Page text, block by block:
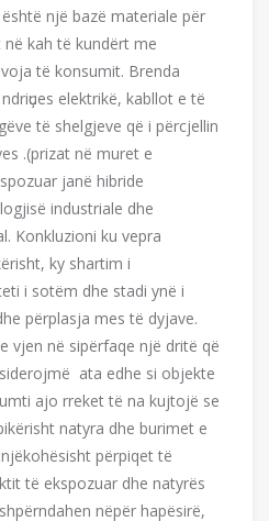
është një bazë materiale për
kah të kundërt me
të konsumit. Brenda
elektrikë, kabllot e të
të shelgjeve që i përcjellin
.(prizat në muret e
janë hibride
industriale dhe
Konkluzioni ku vepra
ky shartim i
i sotëm dhe stadi ynë i
përplasja mes të dyjave.
vjen në sipërfaqe një dritë që
ata edhe si objekte
ajo rreket të na kujtojë se
natyra dhe burimet e
përpiqet të
të ekspozuar dhe natyrës
nëpër hapësirë,